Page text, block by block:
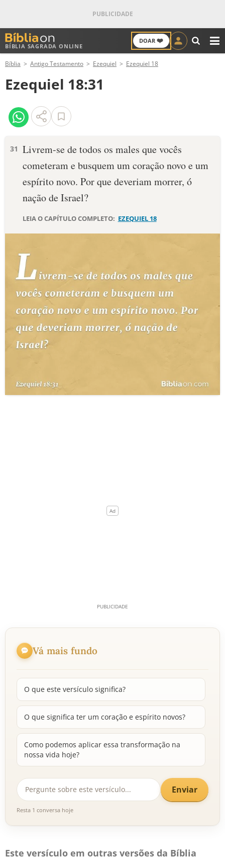
BÍBLIA SAGRADA ONLINE
DOAR ❤️
ANTIGO TESTAMENTO
NOVO TESTAMENTO
VERSÍCULOS
PALAVRA DO DIA
SALMO DO DIA
DEVOCIONAL DIÁRIO
ESTUDOS BÍBLICOS
ESBOÇOS DE PREGAÇÃO
PERGUNTE À BÍBLIA
QUEM SOMOS
Bíblia Antigo Testamento Ezequiel Ezequiel 18
Ezequiel 18:31
31 Livrem-se de todos os males que vocês
cometeram e busquem um coração novo e um
espírito novo. Por que deveriam morrer, ó
nação de Israel?
LEIA O CAPÍTULO COMPLETO: EZEQUIEL 18
Vá mais fundo
O que este versículo significa?
O que significa ter um coração e espírito novos?
Como podemos aplicar essa transformação na
nossa vida hoje?
Enviar
Resta 1 conversa hoje
Este versículo em outras versões da Bíblia